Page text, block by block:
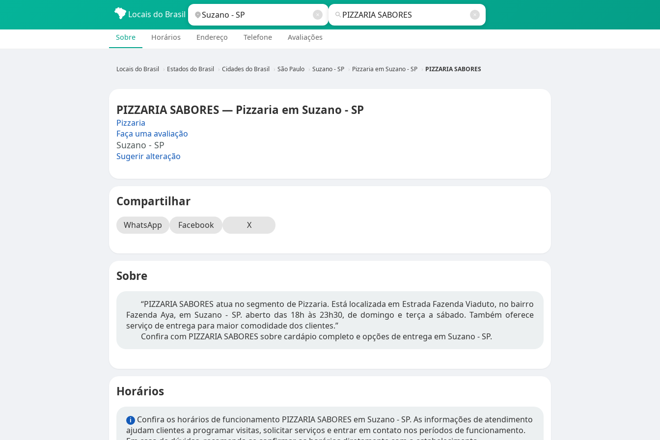
Locais do Brasil
Sobre Horários Endereço Telefone Avaliações
Locais do Brasil Estados do Brasil Cidades do Brasil São Paulo Suzano - SP Pizzaria em Suzano - SP PIZZARIA SABORES
PIZZARIA SABORES — Pizzaria em Suzano - SP
Pizzaria
Faça uma avaliação
Suzano - SP
Sugerir alteração
Compartilhar
WhatsApp Facebook X
Sobre
“PIZZARIA SABORES atua no segmento de Pizzaria. Está localizada em Estrada Fazenda Viaduto, no bairro
Fazenda Aya, em Suzano - SP. aberto das 18h às 23h30, de domingo e terça a sábado. Também oferece
serviço de entrega para maior comodidade dos clientes.”
Confira com PIZZARIA SABORES sobre cardápio completo e opções de entrega em Suzano - SP.
Horários
i
Confira os horários de funcionamento PIZZARIA SABORES em Suzano - SP. As informações de atendimento
ajudam clientes a programar visitas, solicitar serviços e entrar em contato nos períodos de funcionamento.